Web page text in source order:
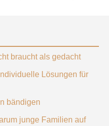
braucht als gedacht
Lösungen für
bändigen
junge Familien auf